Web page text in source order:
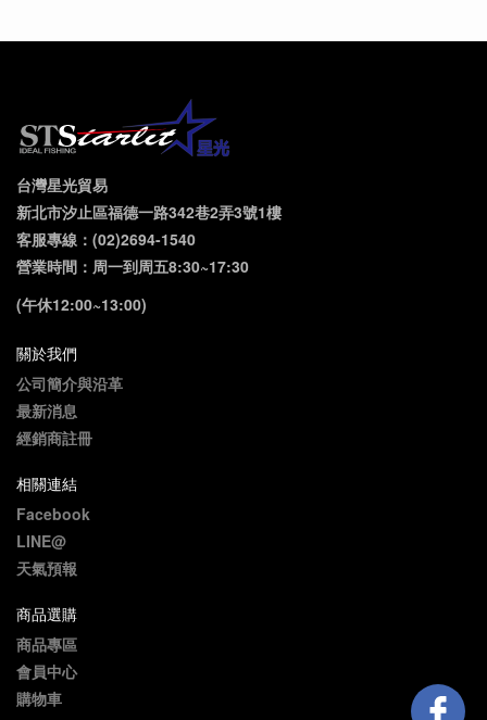
台灣星光貿易
新北市汐止區福德一路342巷2弄3號1樓
客服專線：(02)2694-1540
營業時間：周一到周五8:30~17:30
(午休12:00~13:00)
關於我們
公司簡介與沿革
最新消息
經銷商註冊
相關連結
Facebook
LINE@
天氣預報
商品選購
商品專區
會員中心
購物車